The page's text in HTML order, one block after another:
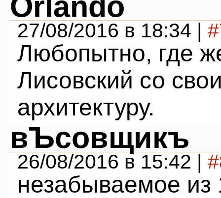
27/08/2016 в 18:34 |
Любопытно, где
Лисовский со
архитектуру.
вЪсовщикъ
26/08/2016 в 15:42 |
незабываемое из